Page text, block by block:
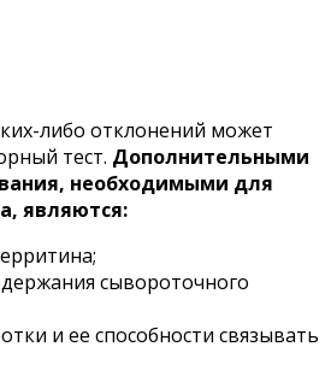
либо отклонений может
тест. Дополнительными
необходимыми для
являются:
сывороточного
и ее способности связывать